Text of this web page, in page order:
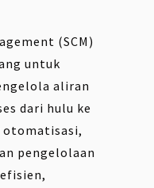
(SCM)
untuk
aliran
dari hulu ke
otomatisasi,
pengelolaan